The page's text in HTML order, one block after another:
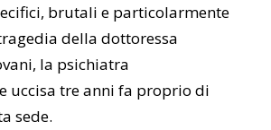
brutali e particolarmente
della dottoressa
la psichiatra
uccisa tre anni fa proprio di
sede.